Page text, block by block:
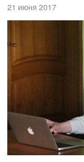
21 июня 2017